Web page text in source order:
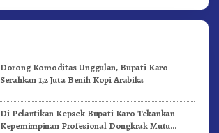
Dorong Komoditas Unggulan, Bupati Karo
Serahkan 1,2 Juta Benih Kopi Arabika
Di Pelantikan Kepsek Bupati Karo Tekankan
Kepemimpinan Profesional Dongkrak Mutu